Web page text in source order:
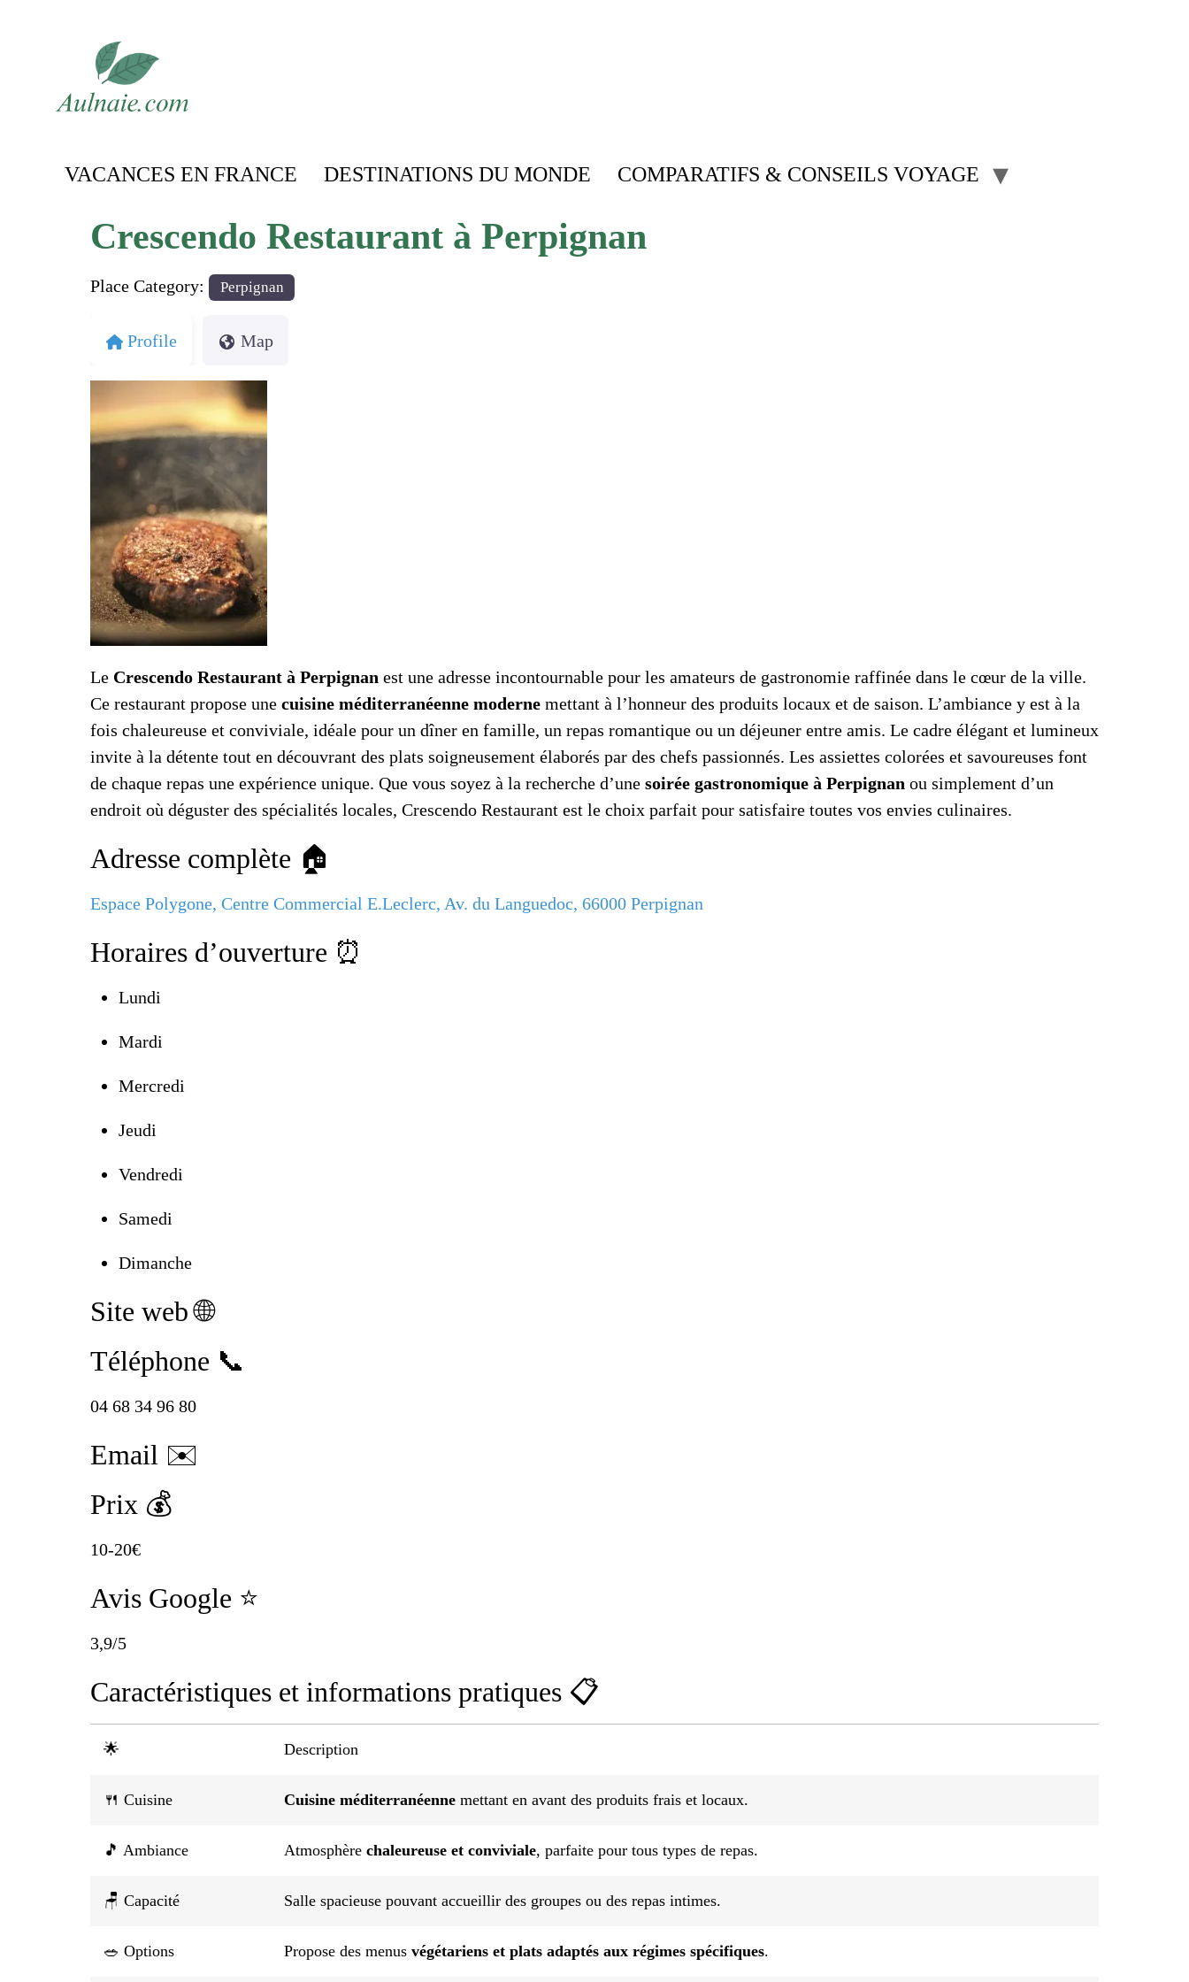
VACANCES EN FRANCE DESTINATIONS DU MONDE COMPARATIFS & CONSEILS VOYAGE
Crescendo Restaurant à Perpignan
Place Category: Perpignan
Profile Map
Le Crescendo Restaurant à Perpignan est une adresse incontournable pour les amateurs de gastronomie raffinée dans le cœur de la ville.
Ce restaurant propose une cuisine méditerranéenne moderne mettant à l’honneur des produits locaux et de saison. L’ambiance y est à la
fois chaleureuse et conviviale, idéale pour un dîner en famille, un repas romantique ou un déjeuner entre amis. Le cadre élégant et lumineux
invite à la détente tout en découvrant des plats soigneusement élaborés par des chefs passionnés. Les assiettes colorées et savoureuses font
de chaque repas une expérience unique. Que vous soyez à la recherche d’une soirée gastronomique à Perpignan ou simplement d’un
endroit où déguster des spécialités locales, Crescendo Restaurant est le choix parfait pour satisfaire toutes vos envies culinaires.
Adresse complète 🏠
Espace Polygone, Centre Commercial E.Leclerc, Av. du Languedoc, 66000 Perpignan
Horaires d’ouverture ⏰
Lundi
Mardi
Mercredi
Jeudi
Vendredi
Samedi
Dimanche
Site web 🌐
Téléphone 📞
04 68 34 96 80
Email ✉️
Prix 💰
10-20€
Avis Google ⭐
3,9/5
Caractéristiques et informations pratiques 📋
🌟 Description
🍴 Cuisine Cuisine méditerranéenne mettant en avant des produits frais et locaux.
🎵 Ambiance Atmosphère chaleureuse et conviviale, parfaite pour tous types de repas.
🪑 Capacité Salle spacieuse pouvant accueillir des groupes ou des repas intimes.
🥗 Options Propose des menus végétariens et plats adaptés aux régimes spécifiques.